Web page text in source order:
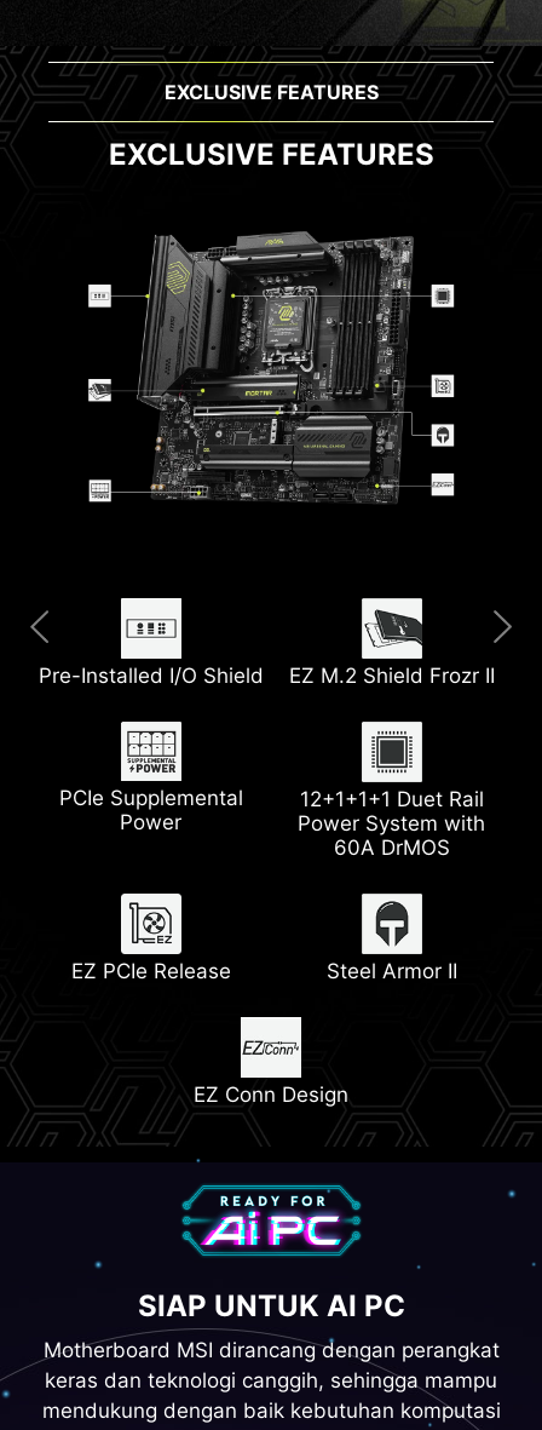
EXCLUSIVE FEATURES
EXCLUSIVE FEATURES
Pre-Installed I/O Shield EZ M.2 Shield Frozr II
PCIe Supplemental
Power
12+1+1+1 Duet Rail
Power System with
60A DrMOS
EZ PCIe Release Steel Armor II
EZ Conn Design
Extended Heatsink
6-Layer Server Grade
with 2oz Thickened
Copper
Thermal Pad
Thunderbolt 4 5G LAN
Wi-Fi 7 1x PCIe 5.0 M.2 Slot
Memory Boost Lightning Gen 5
2x PCIe 4.0 M.2 Slots
SIAP UNTUK AI PC
Motherboard MSI dirancang dengan perangkat
keras dan teknologi canggih, sehingga mampu
mendukung dengan baik kebutuhan komputasi